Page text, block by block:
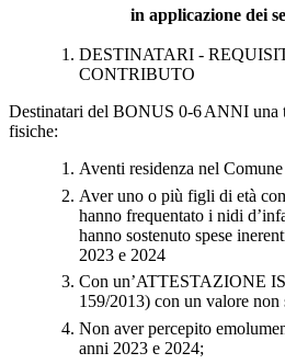
in applicazione dei
DESTINATARI -
CONTRIBUTO
Destinatari del BONUS 0-6 ANNI una
fisiche:
Aventi residenza nel
Aver uno o più figli di età
hanno frequentato i nidi
hanno sostenuto spese
2023 e 2024
Con un’ATTESTAZIONE
159/2013) con un valore
Non aver percepito
anni 2023 e 2024;